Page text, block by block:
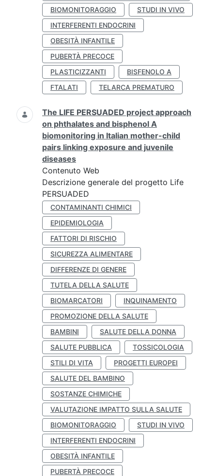
BIOMONITORAGGIO
STUDI IN VIVO
INTERFERENTI ENDOCRINI
OBESITÀ INFANTILE
PUBERTÀ PRECOCE
PLASTICIZZANTI
BISFENOLO A
FTALATI
TELARCA PREMATURO
The LIFE PERSUADED project approach
on phthalates and bisphenol A
biomonitoring in Italian mother-child
pairs linking exposure and juvenile
diseases
Contenuto Web
Descrizione generale del progetto Life
PERSUADED
CONTAMINANTI CHIMICI
EPIDEMIOLOGIA
FATTORI DI RISCHIO
SICUREZZA ALIMENTARE
DIFFERENZE DI GENERE
TUTELA DELLA SALUTE
BIOMARCATORI
INQUINAMENTO
PROMOZIONE DELLA SALUTE
BAMBINI
SALUTE DELLA DONNA
SALUTE PUBBLICA
TOSSICOLOGIA
STILI DI VITA
PROGETTI EUROPEI
SALUTE DEL BAMBINO
SOSTANZE CHIMICHE
VALUTAZIONE IMPATTO SULLA SALUTE
BIOMONITORAGGIO
STUDI IN VIVO
INTERFERENTI ENDOCRINI
OBESITÀ INFANTILE
PUBERTÀ PRECOCE